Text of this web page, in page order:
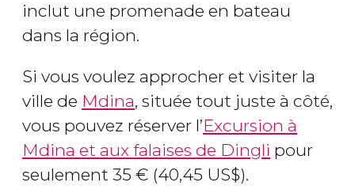
inclut une promenade en bateau
dans la région.
Si vous voulez approcher et visiter la
ville de Mdina, située tout juste à côté,
vous pouvez réserver l’Excursion à
Mdina et aux falaises de Dingli pour
seulement 35 € (40,45 US$).